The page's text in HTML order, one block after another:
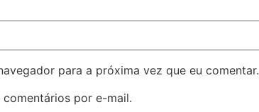
para a próxima vez que eu comentar.
por e-mail.